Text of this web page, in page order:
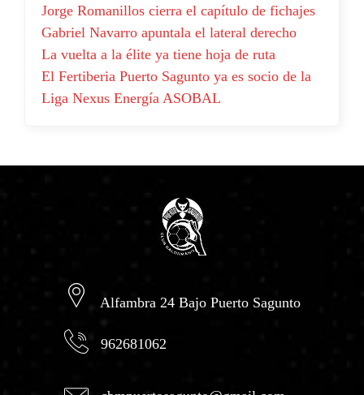
Jorge Romanillos cierra el capítulo de fichajes
Gabriel Navarro apuntala el lateral derecho
La vuelta a la élite ya tiene hoja de ruta
El Fertiberia Puerto Sagunto ya es socio de la
Liga Nexus Energía ASOBAL
Alfambra 24 Bajo Puerto Sagunto
962681062